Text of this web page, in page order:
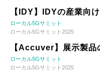
【IDY】IDYの産業向
ローカル5Gサミット
ローカル5Gサミット2025
【Accuver】展示製品
ローカル5Gサミット
ローカル5Gサミット2025